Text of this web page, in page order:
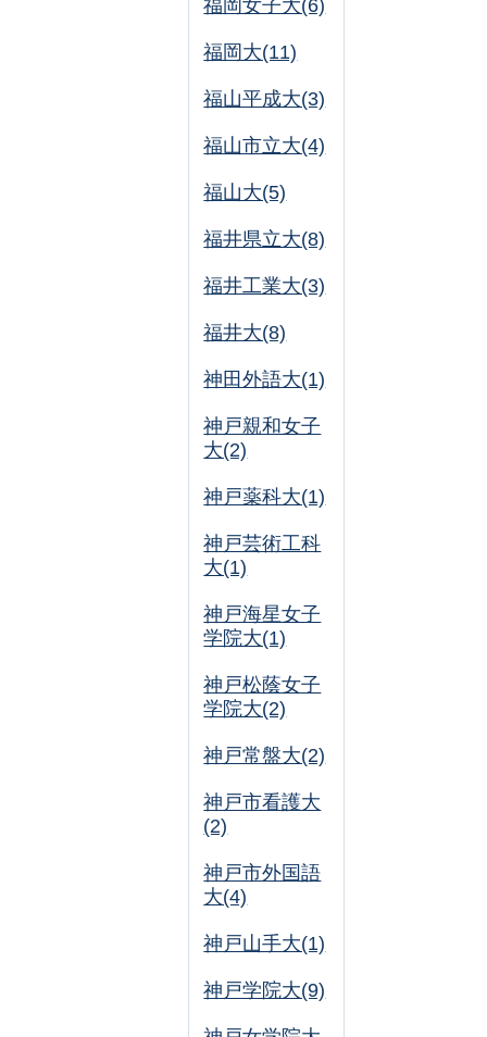
福岡女子大(6)
福岡大(11)
福山平成大(3)
福山市立大(4)
福山大(5)
福井県立大(8)
福井工業大(3)
福井大(8)
神田外語大(1)
神戸親和女子
大(2)
神戸薬科大(1)
神戸芸術工科
大(1)
神戸海星女子
学院大(1)
神戸松蔭女子
学院大(2)
神戸常盤大(2)
神戸市看護大
(2)
神戸市外国語
大(4)
神戸山手大(1)
神戸学院大(9)